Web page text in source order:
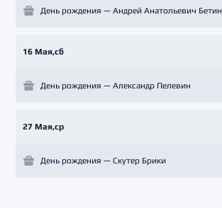
День рождения — Андрей Анатольевич Бетин
16 Мая,сб
День рождения — Александр Пелевин
27 Мая,ср
День рождения — Скутер Брики